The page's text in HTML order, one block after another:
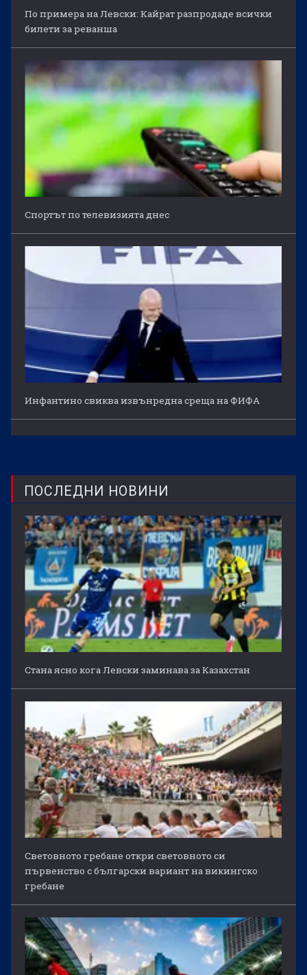
По примера на Левски: Кайрат разпродаде всички
билети за реванша
Спортът по телевизията днес
Инфантино свиква извънредна среща на ФИФА
ПОСЛЕДНИ НОВИНИ
Стана ясно кога Левски заминава за Казахстан
Световното гребане откри световното си
първенство с български вариант на викингско
гребане